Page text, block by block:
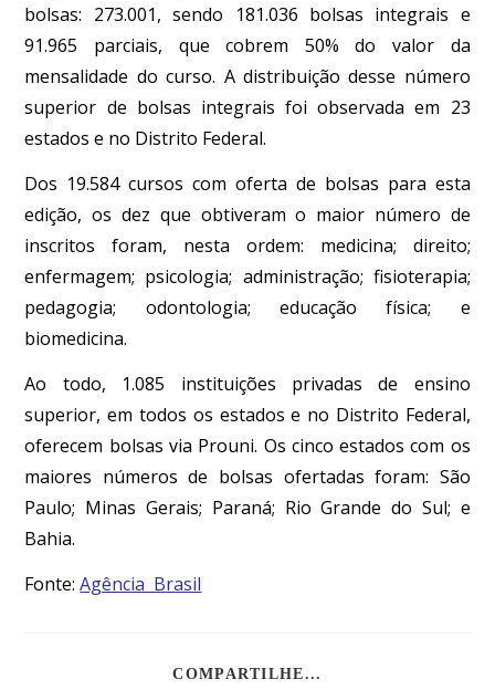
bolsas: 273.001, sendo 181.036 bolsas integrais e
91.965 parciais, que cobrem 50% do valor da
mensalidade do curso. A distribuição desse número
superior de bolsas integrais foi observada em 23
estados e no Distrito Federal.
Dos 19.584 cursos com oferta de bolsas para esta
edição, os dez que obtiveram o maior número de
inscritos foram, nesta ordem: medicina; direito;
enfermagem; psicologia; administração; fisioterapia;
pedagogia; odontologia; educação física; e
biomedicina.
Ao todo, 1.085 instituições privadas de ensino
superior, em todos os estados e no Distrito Federal,
oferecem bolsas via Prouni. Os cinco estados com os
maiores números de bolsas ofertadas foram: São
Paulo; Minas Gerais; Paraná; Rio Grande do Sul; e
Bahia.
Fonte:Agência Brasil
COMPARTILHE...